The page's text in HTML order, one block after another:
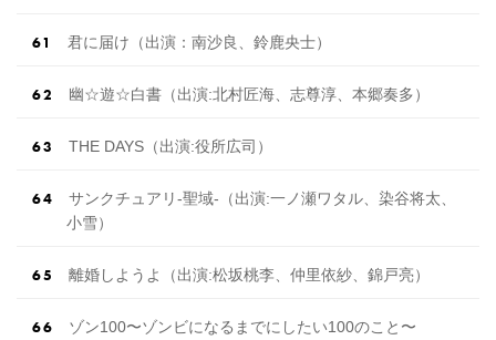
君に届け（出演：南沙良、鈴鹿央士）
幽☆遊☆白書（出 演 :北村匠海、志尊淳、本郷奏多）
THE DAYS（出演:役所広司）
サンクチュアリ-聖域-（出 演 :一ノ瀬ワタル、染谷将太、
小雪）
離婚しようよ（出 演 :松坂桃李、仲里依紗、錦戸亮）
ゾン100〜ゾンビになるまでにしたい100のこと〜